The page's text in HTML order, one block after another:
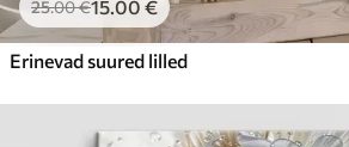
25.00€15.00 €
Erinevad suured lilled